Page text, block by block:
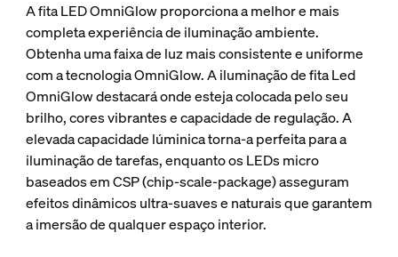
A fita LED OmniGlow proporciona a melhor e mais
completa experiência de iluminação ambiente.
Obtenha uma faixa de luz mais consistente e uniforme
com a tecnologia OmniGlow. A iluminação de fita Led
OmniGlow destacará onde esteja colocada pelo seu
brilho, cores vibrantes e capacidade de regulação. A
elevada capacidade lúminica torna-a perfeita para a
iluminação de tarefas, enquanto os LEDs micro
baseados em CSP (chip-scale-package) asseguram
efeitos dinâmicos ultra-suaves e naturais que garantem
a imersão de qualquer espaço interior.